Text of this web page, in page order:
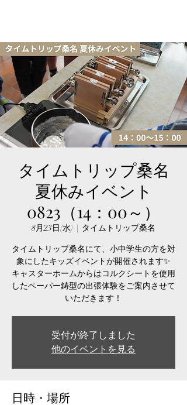
タイムトリップ桑名
夏休みイベント
0823（14：00～）
8月23日(水)
  |
タイムトリップ桑名
タイムトリップ桑名にて、小中学生の方を対
象にしたキッズイベントが開催されます✨
キャスターホームからはコルクシートを使用
したペーパー鋳型の出張体験をご案内させて
いただきます！
受付が終了しました
他のイベントを見る
日時・場所